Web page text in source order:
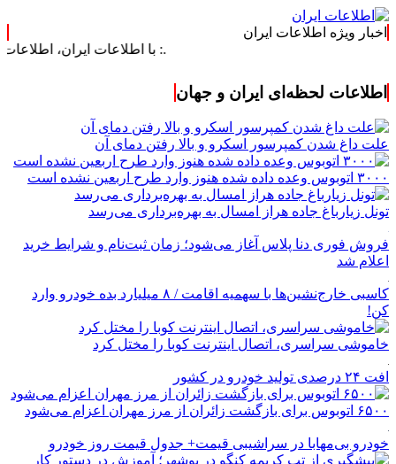
اخبار ویژه اطلاعات ایران
.: با اطلاعات ایران، اطلاعات خود را
اطلاعات لحظه‌ای ایران و جهان
علت داغ شدن کمپرسور اسکرو و بالا رفتن دمای آن
۳۰۰۰ اتوبوس وعده داده شده هنوز وارد طرح اربعین نشده است
تونل زیارباغ جاده هراز امسال به بهره‌برداری می‌رسد
فروش فوری دنا پلاس آغاز می‌شود؛ زمان ثبت‌نام و شرایط خرید
اعلام شد
کاسبی خارج‌نشین‌ها با سهمیه اقامت / ۸ میلیارد بده خودرو وارد
کن!
خاموشی سراسری، اتصال اینترنت کوبا را مختل کرد
افت ۲۴ درصدی تولید خودرو در کشور
۶۵۰۰ اتوبوس برای بازگشت زائران از مرز مهران اعزام می‌شود
خودرو بی‌مهابا در سراشیبی قیمت+ جدول قیمت روز خودرو